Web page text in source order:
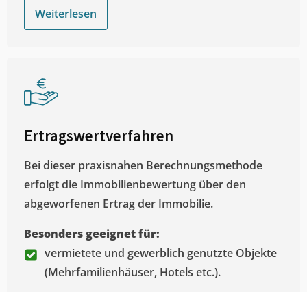
Weiterlesen
Ertragswertverfahren
Bei dieser praxisnahen Berechnungsmethode
erfolgt die Immobilienbewertung über den
abgeworfenen Ertrag der Immobilie.
Besonders geeignet für:
vermietete und gewerblich genutzte Objekte
(Mehrfamilienhäuser, Hotels etc.).